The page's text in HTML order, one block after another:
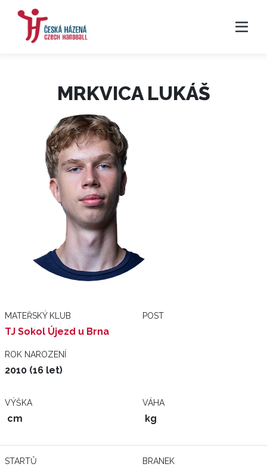
MRKVICA LUKÁŠ
MATEŘSKÝ KLUB
TJ Sokol Újezd u Brna
POST
ROK NAROZENÍ
2010 (16 let)
VÝŠKA
cm
VÁHA
kg
STARTŮ BRANEK